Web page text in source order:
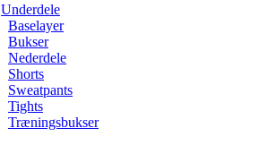
Underdele
Baselayer
Bukser
Nederdele
Shorts
Sweatpants
Tights
Træningsbukser